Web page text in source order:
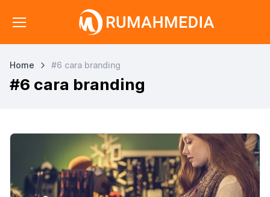
Home #6 cara branding
#6 cara branding